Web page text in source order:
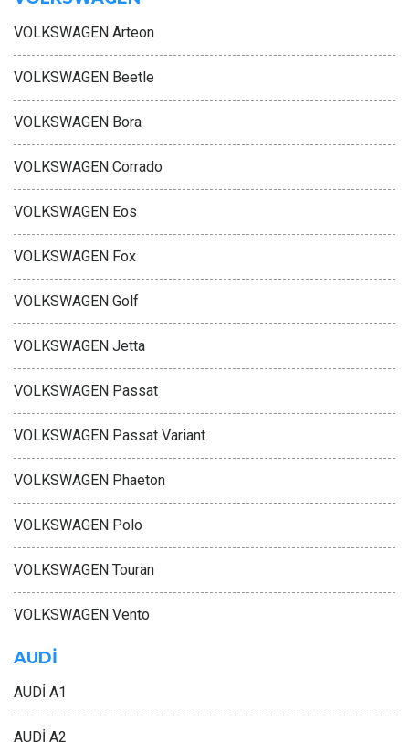
VOLKSWAGEN Arteon
VOLKSWAGEN Beetle
VOLKSWAGEN Bora
VOLKSWAGEN Corrado
VOLKSWAGEN Eos
VOLKSWAGEN Fox
VOLKSWAGEN Golf
VOLKSWAGEN Jetta
VOLKSWAGEN Passat
VOLKSWAGEN Passat Variant
VOLKSWAGEN Phaeton
VOLKSWAGEN Polo
VOLKSWAGEN Touran
VOLKSWAGEN Vento
AUDİ
AUDİ A1
AUDİ A2